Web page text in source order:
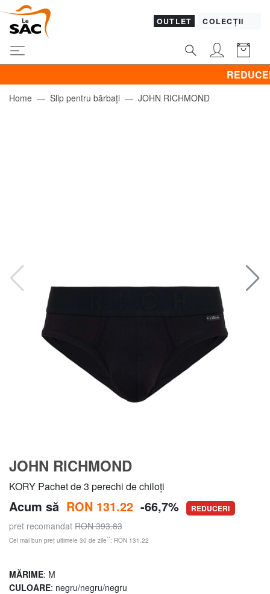
OUTLET COLECȚII
REDUCERI!
Home Slip pentru bărbați JOHN RICHMOND
JOHN RICHMOND
KORY Pachet de 3 perechi de chiloți
Acum să RON 131.22 -66,7% REDUCERI
pret recomandat RON 393.83
Cel mai bun preț ultimele 30 de zile**: RON 131.22
MĂRIME: M
CULOARE: negru/negru/negru